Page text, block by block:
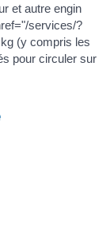
et autre engin
services/?
(y compris les
pour circuler sur